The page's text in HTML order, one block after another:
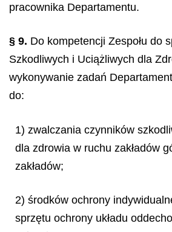
pracownika Departamentu.
§ 9. Do kompetencji Zespołu do
Szkodliwych i Uciążliwych dla
wykonywanie zadań
do:
1) zwalczania czynników
dla zdrowia w ruchu zakładów
zakładów;
2) środków ochrony
sprzętu ochrony układu